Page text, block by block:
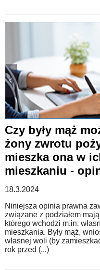
Czy były mąż
żony zwrotu
mieszka ona w
mieszkaniu -
18.3.2024
Niniejsza opinia prawna
związane z podziałem
którego wchodzi m.in.
mieszkania. Były mąż,
własnej woli (by
rok przed (...)